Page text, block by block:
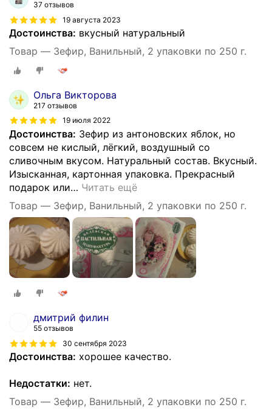
37 отзывов
19 августа 2023
Достоинства: вкусный натуральный
Товар — Зефир, Ванильный, 2 упаковки по 250 г.
Ольга Викторова
217 отзывов
19 июля 2022
Достоинства: Зефир из антоновских яблок, но
совсем не кислый, лёгкий, воздушный со
сливочным вкусом. Натуральный состав. Вкусный.
Изысканная, картонная упаковка. Прекрасный
подарок или… Читать ещё
Товар — Зефир, Ванильный, 2 упаковки по 250 г.
дмитрий филин
55 отзывов
30 сентября 2023
Достоинства: хорошее качество.
Недостатки: нет.
Товар — Зефир, Ванильный, 2 упаковки по 250 г.